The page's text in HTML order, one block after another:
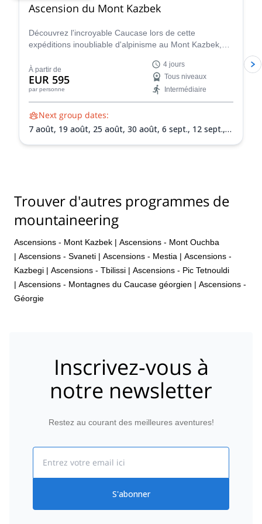
unforgettable alpine mountaineering experience. I'm already
Ascension du Mont Kazbek
Découvrez l'incroyable Caucase lors de cette
expéditions inoubliable d'alpinisme au Mont Kazbek,
À partir de
EUR 595
par personne
4 jours
Tous niveaux
Intermédiaire
Next group dates:
7 août, 19 août, 25 août, 30 août, 6 sept., 12 sept.,
Trouver d'autres programmes de
mountaineering
Ascensions - Mont Kazbek | Ascensions - Mont Ouchba
| Ascensions - Svaneti | Ascensions - Mestia | Ascensions -
Kazbegi | Ascensions - Tbilissi | Ascensions - Pic Tetnouldi
| Ascensions - Montagnes du Caucase géorgien | Ascensions -
Géorgie
Inscrivez-vous à
notre newsletter
Restez au courant des meilleures aventures!
S'abonner